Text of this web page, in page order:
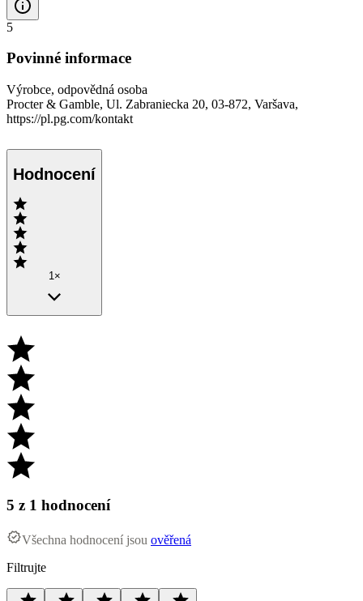
5
Povinné informace
Výrobce, odpovědná osoba
Procter & Gamble, Ul. Zabraniecka 20, 03-872, Varšava,
https://pl.pg.com/kontakt
Hodnocení
1×
5 z 1 hodnocení
Všechna hodnocení jsou ověřená
Filtrujte